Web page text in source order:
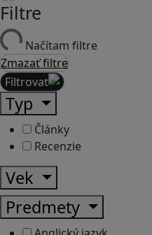
Filtre
Načítam filtre
Zmazať filtre
Filtrovať
Typ
Články
Recenzie
Vek
Predmety